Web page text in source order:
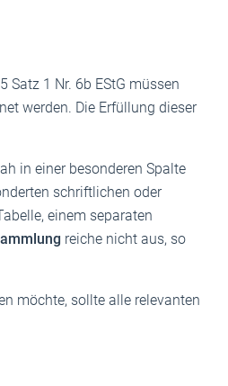
1 Nr. 6b EStG müssen
werden. Die Erfüllung dieser
in einer besonderen Spalte
schriftlichen oder
einem separaten
reiche nicht aus, so
möchte, sollte alle relevanten